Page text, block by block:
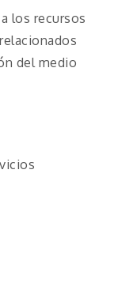
los recursos
del medio